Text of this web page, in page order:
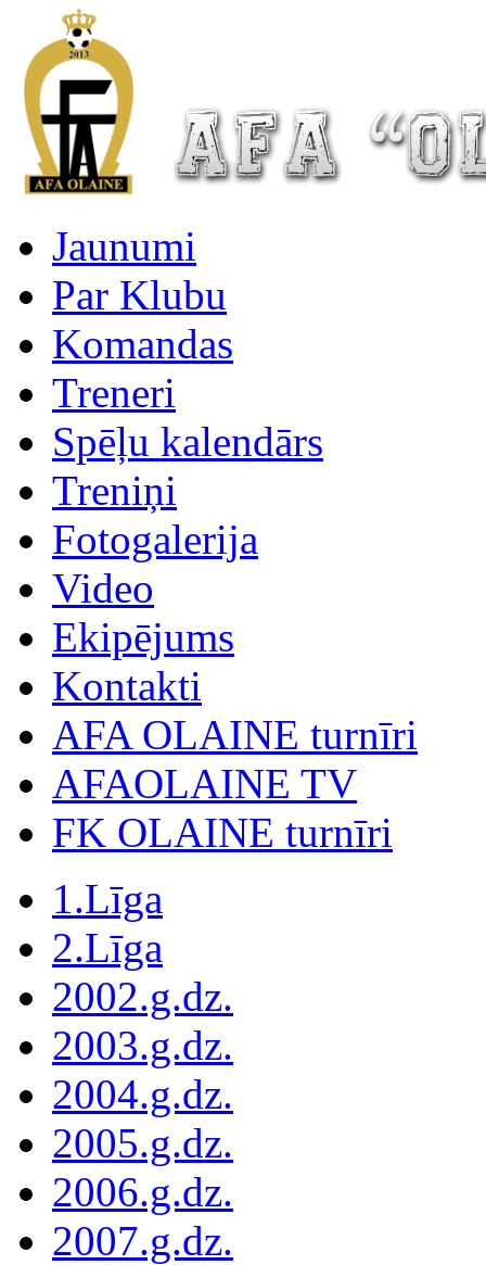
Jaunumi
Par Klubu
Komandas
Treneri
Spēļu kalendārs
Treniņi
Fotogalerija
Video
Ekipējums
Kontakti
AFA OLAINE turnīri
AFAOLAINE TV
FK OLAINE turnīri
1.Līga
2.Līga
2002.g.dz.
2003.g.dz.
2004.g.dz.
2005.g.dz.
2006.g.dz.
2007.g.dz.